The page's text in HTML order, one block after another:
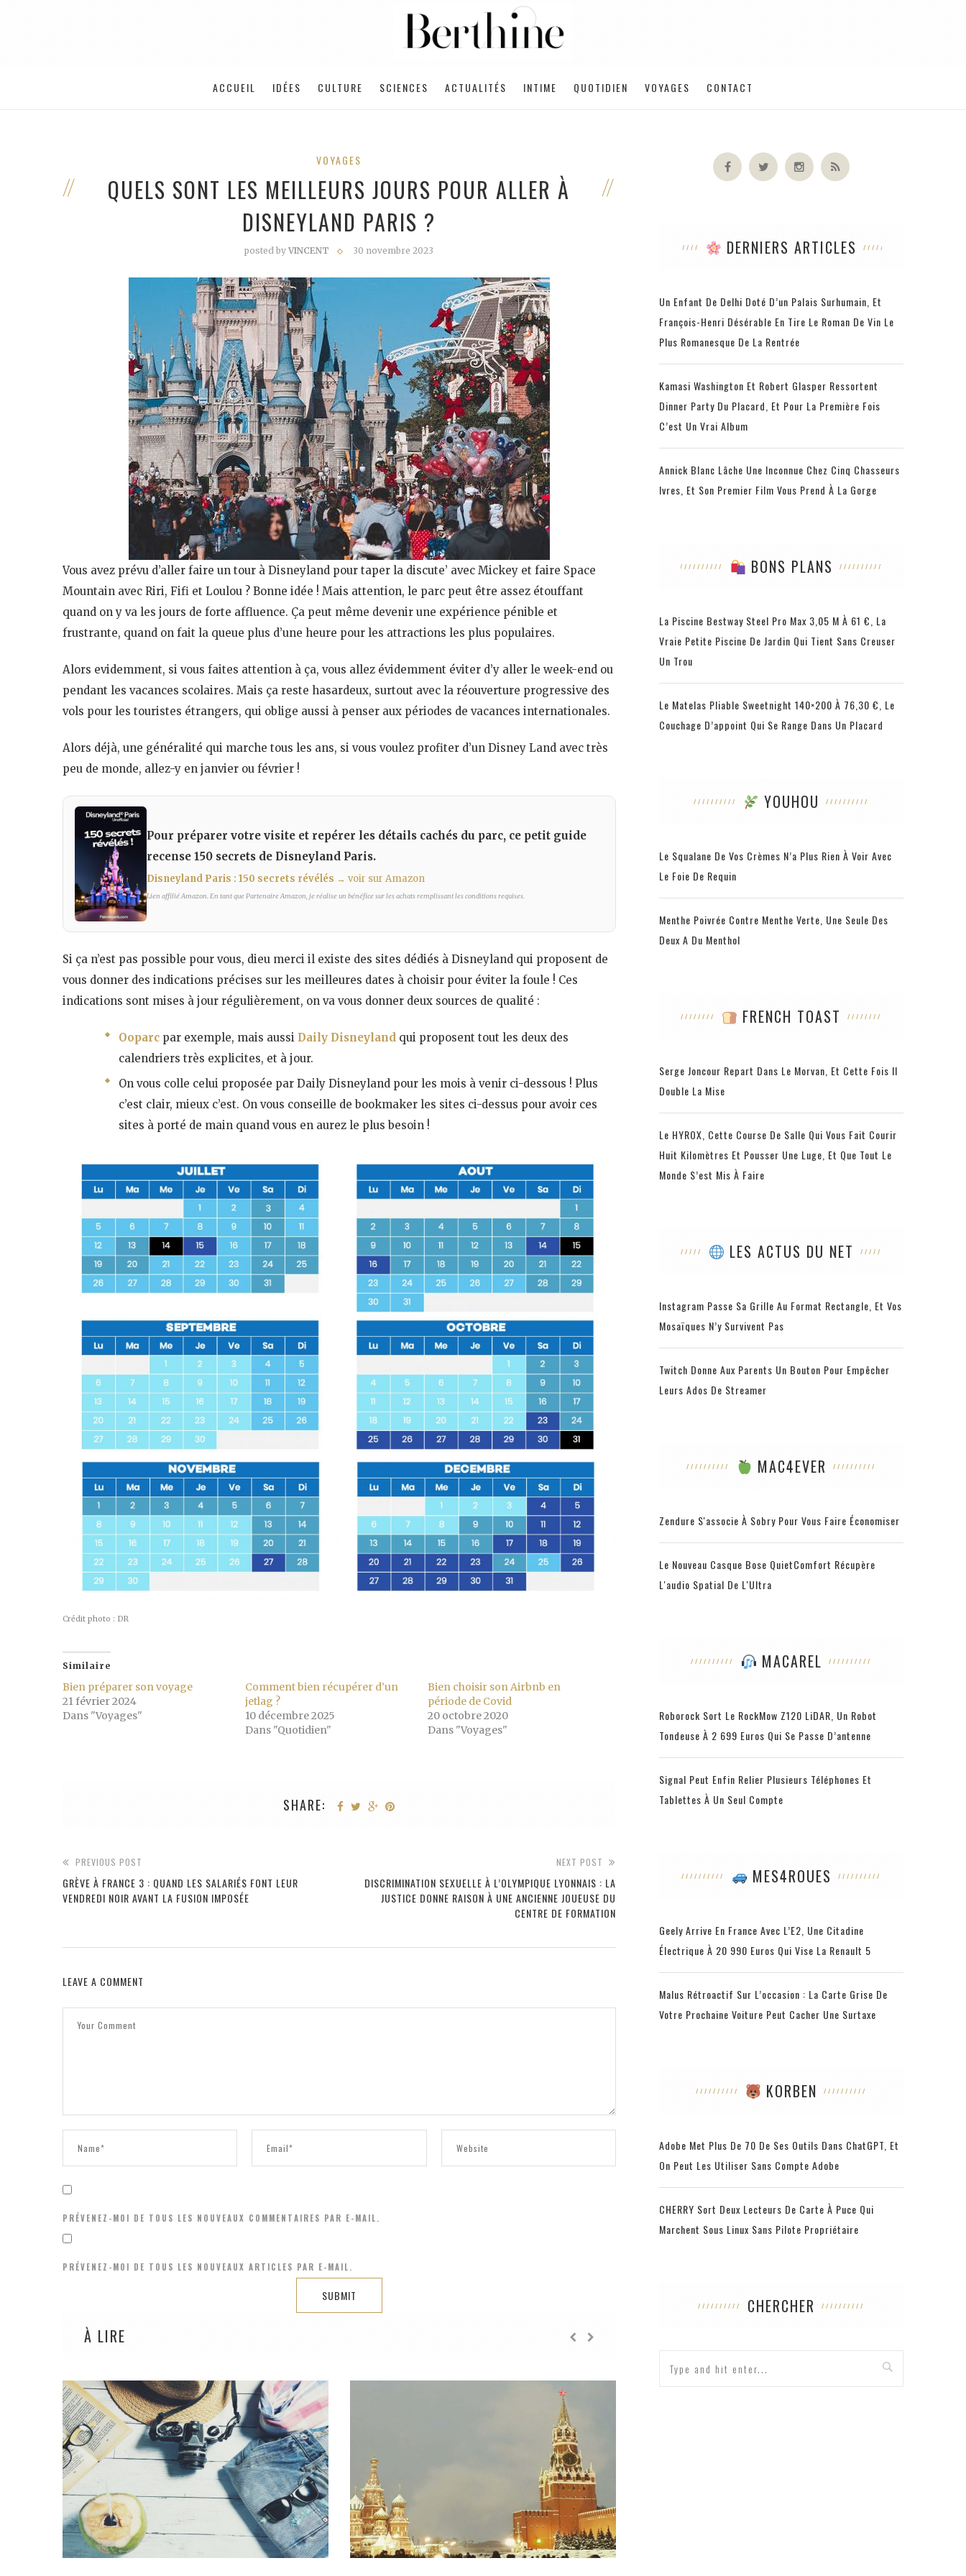
ACCUEIL IDÉES CULTURE SCIENCES ACTUALITÉS INTIME QUOTIDIEN VOYAGES CONTACT
VOYAGES
QUELS SONT LES MEILLEURS JOURS POUR ALLER À
DISNEYLAND PARIS ?
posted byVINCENT 30 novembre 2023
Vous avez prévu d’aller faire un tour à Disneyland pour taper la discute’ avec Mickey et faire Space
Mountain avec Riri, Fifi et Loulou ? Bonne idée ! Mais attention, le parc peut être assez étouffant
quand on y va les jours de forte affluence. Ça peut même devenir une expérience pénible et
frustrante, quand on fait la queue plus d’une heure pour les attractions les plus populaires.
Alors evidemment, si vous faites attention à ça, vous allez évidemment éviter d’y aller le week-end ou
pendant les vacances scolaires. Mais ça reste hasardeux, surtout avec la réouverture progressive des
vols pour les touristes étrangers, qui oblige aussi à penser aux périodes de vacances internationales.
Alors déjà, une généralité qui marche tous les ans, si vous voulez profiter d’un Disney Land avec très
peu de monde, allez-y en janvier ou février !
Pour préparer votre visite et repérer les détails cachés du parc, ce petit guide
recense 150 secrets de Disneyland Paris.
Disneyland Paris : 150 secrets révélés → voir sur Amazon
Lien affilié Amazon. En tant que Partenaire Amazon, je réalise un bénéfice sur les achats remplissant les conditions requises.
Si ça n’est pas possible pour vous, dieu merci il existe des sites dédiés à Disneyland qui proposent de
vous donner des indications précises sur les meilleures dates à choisir pour éviter la foule ! Ces
indications sont mises à jour régulièrement, on va vous donner deux sources de qualité :
Ooparc par exemple, mais aussi Daily Disneyland qui proposent tout les deux des
calendriers très explicites, et à jour.
On vous colle celui proposée par Daily Disneyland pour les mois à venir ci-dessous ! Plus
c’est clair, mieux c’est. On vous conseille de bookmaker les sites ci-dessus pour avoir ces
sites à porté de main quand vous en aurez le plus besoin !
Crédit photo : DR
Similaire
Bien préparer son voyage
21 février 2024
Dans "Voyages"
Comment bien récupérer d’un
jetlag ?
10 décembre 2025
Dans "Quotidien"
Bien choisir son Airbnb en
période de Covid
20 octobre 2020
Dans "Voyages"
SHARE:
PREVIOUS POST
GRÈVE À FRANCE 3 : QUAND LES SALARIÉS FONT LEUR
VENDREDI NOIR AVANT LA FUSION IMPOSÉE
NEXT POST
DISCRIMINATION SEXUELLE À L’OLYMPIQUE LYONNAIS : LA
JUSTICE DONNE RAISON À UNE ANCIENNE JOUEUSE DU
CENTRE DE FORMATION
LEAVE A COMMENT
PRÉVENEZ-MOI DE TOUS LES NOUVEAUX COMMENTAIRES PAR E-MAIL.
PRÉVENEZ-MOI DE TOUS LES NOUVEAUX ARTICLES PAR E-MAIL.
À LIRE
DERNIERS ARTICLES
Un Enfant De Delhi Doté D’un Palais Surhumain, Et
François-Henri Désérable En Tire Le Roman De Vin Le
Plus Romanesque De La Rentrée
Kamasi Washington Et Robert Glasper Ressortent
Dinner Party Du Placard, Et Pour La Première Fois
C’est Un Vrai Album
Annick Blanc Lâche Une Inconnue Chez Cinq Chasseurs
Ivres, Et Son Premier Film Vous Prend À La Gorge
BONS PLANS
La Piscine Bestway Steel Pro Max 3,05 M À 61 €, La
Vraie Petite Piscine De Jardin Qui Tient Sans Creuser
Un Trou
Le Matelas Pliable Sweetnight 140×200 À 76,30 €, Le
Couchage D’appoint Qui Se Range Dans Un Placard
YOUHOU
Le Squalane De Vos Crèmes N’a Plus Rien À Voir Avec
Le Foie De Requin
Menthe Poivrée Contre Menthe Verte, Une Seule Des
Deux A Du Menthol
FRENCH TOAST
Serge Joncour Repart Dans Le Morvan, Et Cette Fois Il
Double La Mise
Le HYROX, Cette Course De Salle Qui Vous Fait Courir
Huit Kilomètres Et Pousser Une Luge, Et Que Tout Le
Monde S’est Mis À Faire
LES ACTUS DU NET
Instagram Passe Sa Grille Au Format Rectangle, Et Vos
Mosaïques N’y Survivent Pas
Twitch Donne Aux Parents Un Bouton Pour Empêcher
Leurs Ados De Streamer
MAC4EVER
Zendure S'associe À Sobry Pour Vous Faire Économiser
Le Nouveau Casque Bose QuietComfort Récupère
L'audio Spatial De L'Ultra
MACAREL
Roborock Sort Le RockMow Z120 LiDAR, Un Robot
Tondeuse À 2 699 Euros Qui Se Passe D’antenne
Signal Peut Enfin Relier Plusieurs Téléphones Et
Tablettes À Un Seul Compte
MES4ROUES
Geely Arrive En France Avec L’E2, Une Citadine
Électrique À 20 990 Euros Qui Vise La Renault 5
Malus Rétroactif Sur L’occasion : La Carte Grise De
Votre Prochaine Voiture Peut Cacher Une Surtaxe
KORBEN
Adobe Met Plus De 70 De Ses Outils Dans ChatGPT, Et
On Peut Les Utiliser Sans Compte Adobe
CHERRY Sort Deux Lecteurs De Carte À Puce Qui
Marchent Sous Linux Sans Pilote Propriétaire
CHERCHER